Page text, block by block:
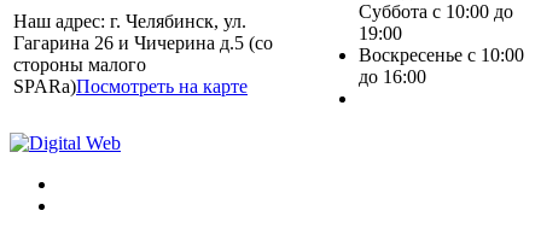
Наш адрес: г. Челябинск, ул.
Гагарина 26 и Чичерина д.5 (со
стороны малого
SPARa)Посмотреть на карте
Суббота с 10:00 до
19:00
Воскресенье с 10:00
до 16:00